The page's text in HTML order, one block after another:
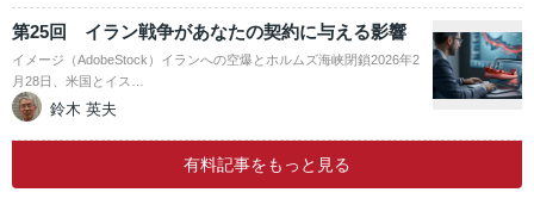
第25回 イラン戦争があなたの契約に与える影響
イメージ（AdobeStock）イランへの空爆とホルムズ海峡閉鎖2026年2
月28日、米国とイス…
鈴木 英夫
有料記事をもっと見る